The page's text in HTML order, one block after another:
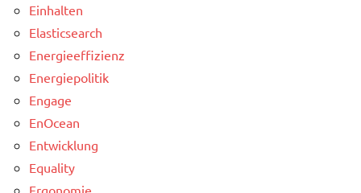
Einhalten
Elasticsearch
Energieeffizienz
Energiepolitik
Engage
EnOcean
Entwicklung
Equality
Ergonomie